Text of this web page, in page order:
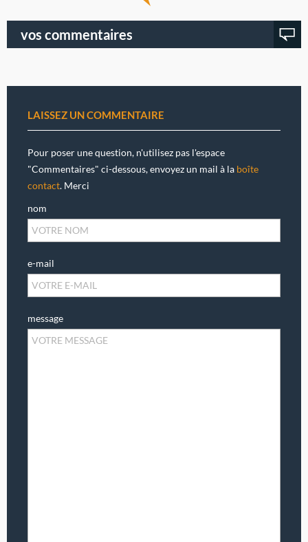
vos commentaires
LAISSEZ UN COMMENTAIRE
Pour poser une question, n'utilisez pas l'espace
"Commentaires" ci-dessous, envoyez un mail à la boîte
contact. Merci
nom
e-mail
message